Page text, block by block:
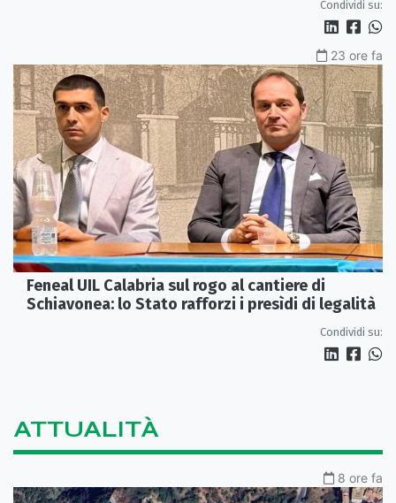
Condividi su:
23 ore fa
Feneal UIL Calabria sul rogo al cantiere di
Schiavonea: lo Stato rafforzi i presìdi di legalità
Condividi su:
ATTUALITÀ
8 ore fa